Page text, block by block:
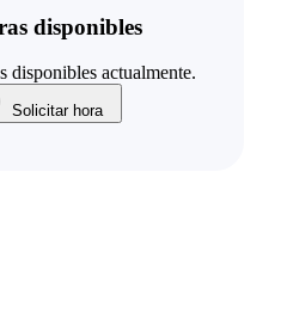
disponibles
disponibles actualmente.
Solicitar hora